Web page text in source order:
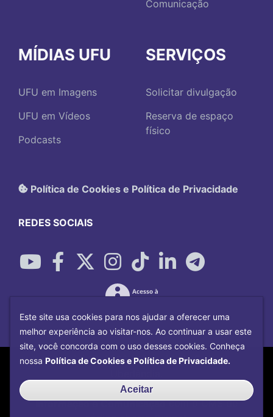
Comunicação
MÍDIAS UFU
UFU em Imagens
UFU em Vídeos
Podcasts
SERVIÇOS
Solicitar divulgação
Reserva de espaço
físico
Política de Cookies e Política de Privacidade
REDES SOCIAIS
Copyright©2026Universidade Federal
Desenvolvido porCentro de Tecnologia da
Informação e Comunicaçãocom o CMS de
Este site usa cookies para nos ajudar a oferecer uma
melhor experiência ao visitar-nos. Ao continuar a usar este
site, você concorda com o uso desses cookies. Conheça
nossa Política de Cookies e Política de Privacidade.
Aceitar